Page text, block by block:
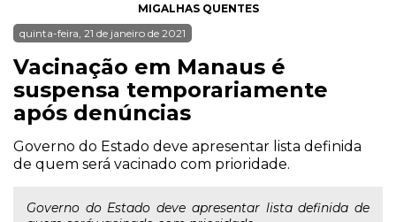
MIGALHAS QUENTES
quinta-feira, 21 de janeiro de 2021
Vacinação em Manaus é
suspensa temporariamente
após denúncias
Governo do Estado deve apresentar lista definida
de quem será vacinado com prioridade.
Governo do Estado deve apresentar lista definida de